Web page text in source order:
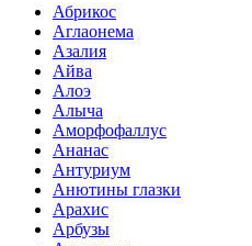
Абрикос
Аглаонема
Азалия
Айва
Алоэ
Алыча
Аморфофаллус
Ананас
Антуриум
Анютины глазки
Арахис
Арбузы